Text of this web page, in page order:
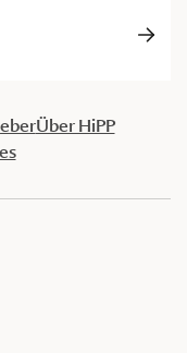
Über HiPP